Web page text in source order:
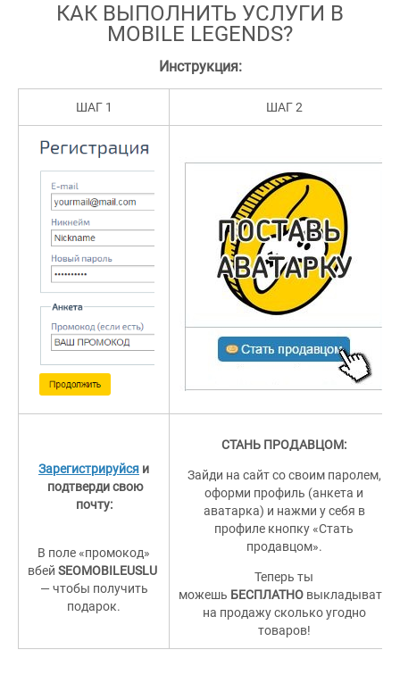
КАК ВЫПОЛНИТЬ УСЛУГИ В
MOBILE LEGENDS?
Инструкция:
ШАГ 1 ШАГ 2
Зарегистрируйся и
подтверди свою
почту:
В поле «промокод»
вбей SEOMOBILEUSLU
— чтобы получить
подарок.
СТАНЬ ПРОДАВЦОМ:
Зайди на сайт со своим паролем,
оформи профиль (анкета и
аватарка) и нажми у себя в
профиле кнопку «Стать
продавцом».
Теперь ты
можешь БЕСПЛАТНО выкладывать
на продажу сколько угодно
товаров!